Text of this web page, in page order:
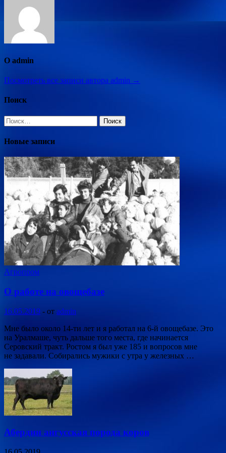
О admin
Посмотреть все записи автора admin →
Поиск
Найти:
Новые записи
Агропром
О работе на овощебазе
16.05.2019 - от admin
Мне было около 14-ти лет и я работал на 6-й овощебазе. Это
на Уралмаше, чуть дальше того места, где начинается
Серовский тракт. Ростом я был уже 185 и вопросов мне
не задавали. Собирались мужики с утра у железных …
Абердин ангусская порода коров